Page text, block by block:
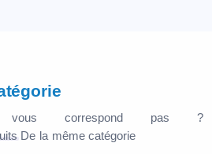
correspond pas ?
De la même catégorie